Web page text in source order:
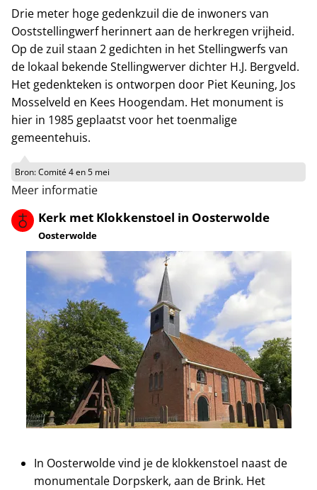
Drie meter hoge gedenkzuil die de inwoners van
Ooststellingwerf herinnert aan de herkregen vrijheid.
Op de zuil staan 2 gedichten in het Stellingwerfs van
de lokaal bekende Stellingwerver dichter H.J. Bergveld.
Het gedenkteken is ontworpen door Piet Keuning, Jos
Mosselveld en Kees Hoogendam. Het monument is
hier in 1985 geplaatst voor het toenmalige
gemeentehuis.
Bron:Comité 4 en 5 mei
Meer informatie
Kerk met Klokkenstoel in Oosterwolde
Oosterwolde
In Oosterwolde vind je de klokkenstoel naast de
monumentale Dorpskerk, aan de Brink. Het